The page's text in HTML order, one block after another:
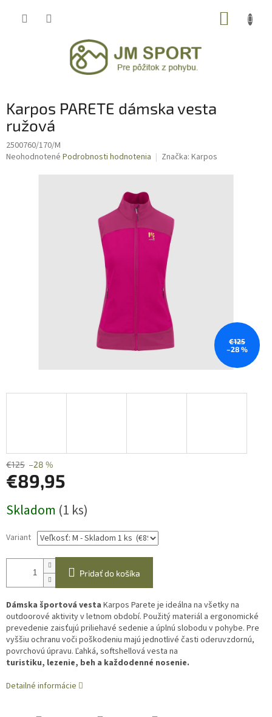
Karpos PARETE dámska vesta
ružová
2500760/170/M
Priemerné
Neohodnotené Podrobnosti hodnotenia Značka: Karpos
€125
–28 %
€125 –28 %
€89,95
cena:
Skladom (1 ks)
Variant
Pridať do košíka
Dámska športová vesta Karpos Parete je ideálna na všetky na
outdoorové aktivity v letnom období. Použitý materiál a ergonomické
prevedenie zaisťujú priliehavé sedenie a úplnú slobodu v pohybe. Pre
vyššiu ochranu voči poškodeniu majú jednotlivé časti oderuvzdornú,
povrchovú úpravu. Ľahká, softshellová vesta na
turistiku, lezenie, beh a každodenné nosenie.
Detailné informácie